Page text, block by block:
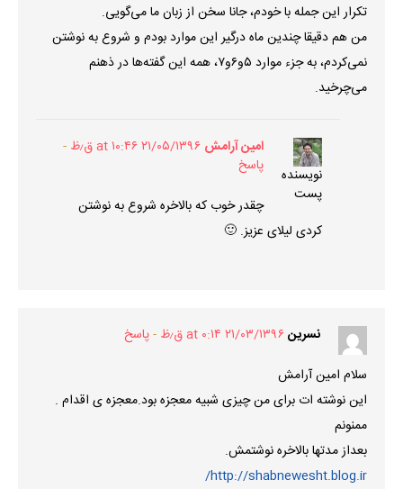
تکرار این‌ جمله با خودم، جانا سخن از زبان ما می‌گویی.
من هم دقیقا چندین ماه درگیر این موارد بودم و شروع به نوشتن
نمی‌کردم، به جزء موارد ۵و۶و۷، همه این گفته‌ها در ذهنم
می‌چرخید.
نویسنده
پست
امین آرامش ۲۱/۰۵/۱۳۹۶ at ۱۰:۴۶ ق٫ظ
پاسخ
چقدر خوب که بالاخره شروع به نوشتن
کردی لیلای عزیز. 🙂
نسرین۲۱/۰۳/۱۳۹۶ at ۰:۱۴ ق٫ظ
پاسخ
سلام امین آرامش
این نوشته ات برای من چیزی شبیه معجزه بود.معجزه ی اقدام .
ممنونم
بعداز مدتها بالاخره نوشتمش.
http://shabnewesht.blog.ir/